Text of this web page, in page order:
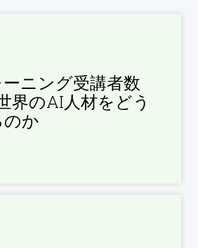
ニング受講者数
界のAI人材をどう
か